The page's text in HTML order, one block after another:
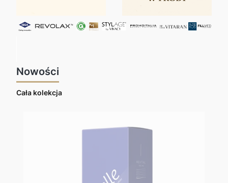
Nowości
Cała kolekcja